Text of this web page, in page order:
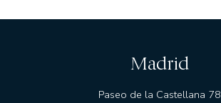
Madrid
Paseo de la Castellana 78